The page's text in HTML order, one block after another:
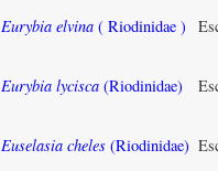
Eurybia elvina ( Riodinidae )
Eurybia lycisca (Riodinidae)
Euselasia cheles (Riodinidae)